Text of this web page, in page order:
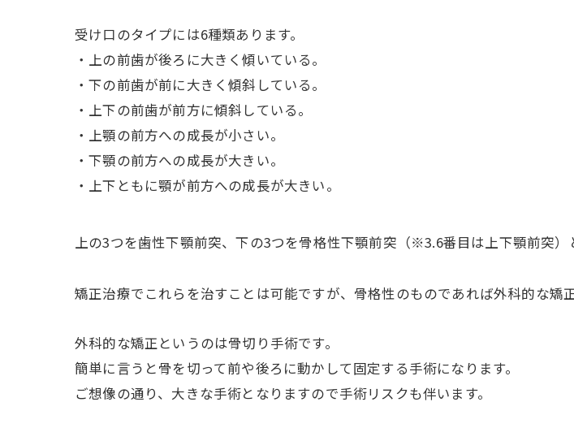
受け口のタイプには6種類あります。
・上の前歯が後ろに大きく傾いている。
・下の前歯が前に大きく傾斜している。
・上下の前歯が前方に傾斜している。
・上顎の前方への成長が小さい。
・下顎の前方への成長が大きい。
・上下ともに顎が前方への成長が大きい。
上の3つを歯性下顎前突、下の3つを骨格性下顎前突（※3.6番目は上下顎前突）
矯正治療でこれらを治すことは可能ですが、骨格性のものであれば外科的な矯
外科的な矯正というのは骨切り手術です。
簡単に言うと骨を切って前や後ろに動かして固定する手術になります。
ご想像の通り、大きな手術となりますので手術リスクも伴います。